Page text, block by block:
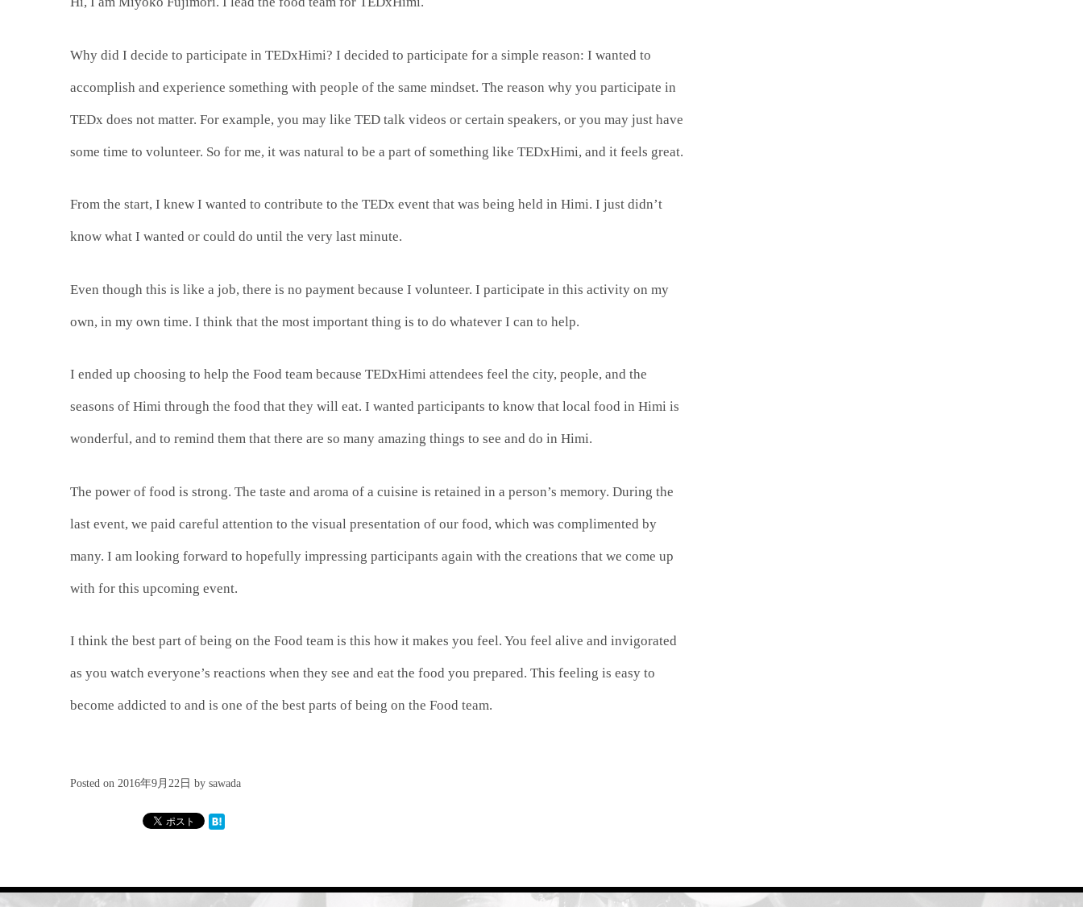
Why did I decide to participate in TEDxHimi? I decided to participate for a simple reason: I wanted to
accomplish and experience something with people of the same mindset. The reason why you participate in
TEDx does not matter. For example, you may like TED talk videos or certain speakers, or you may just have
some time to volunteer. So for me, it was natural to be a part of something like TEDxHimi, and it feels great.
From the start, I knew I wanted to contribute to the TEDx event that was being held in Himi. I just didn’t
know what I wanted or could do until the very last minute.
Even though this is like a job, there is no payment because I volunteer. I participate in this activity on my
own, in my own time. I think that the most important thing is to do whatever I can to help.
I ended up choosing to help the Food team because TEDxHimi attendees feel the city, people, and the
seasons of Himi through the food that they will eat. I wanted participants to know that local food in Himi is
wonderful, and to remind them that there are so many amazing things to see and do in Himi.
The power of food is strong. The taste and aroma of a cuisine is retained in a person’s memory. During the
last event, we paid careful attention to the visual presentation of our food, which was complimented by
many. I am looking forward to hopefully impressing participants again with the creations that we come up
with for this upcoming event.
I think the best part of being on the Food team is this how it makes you feel. You feel alive and invigorated
as you watch everyone’s reactions when they see and eat the food you prepared. This feeling is easy to
become addicted to and is one of the best parts of being on the Food team.
Posted on 2016年9月22日 by sawada